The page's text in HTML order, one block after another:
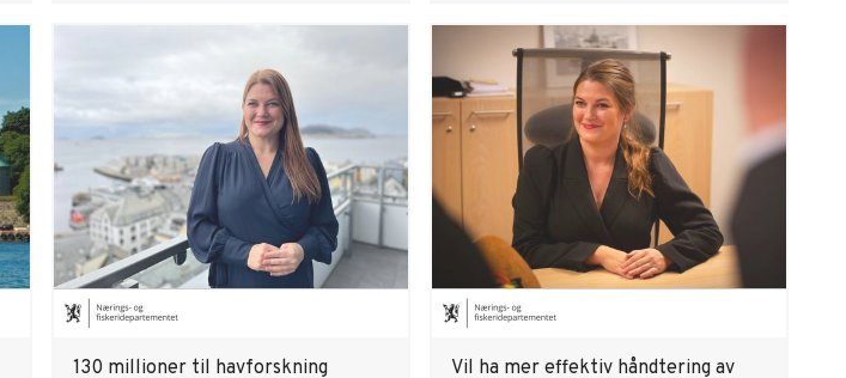
130 millioner til havforskning
Vil ha mer effektiv håndtering av